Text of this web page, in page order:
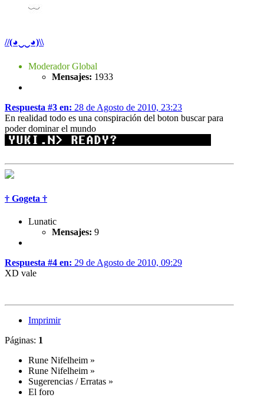
//(◕‿‿◕)\\
Moderador Global
Mensajes: 1933
Respuesta #3 en: 28 de Agosto de 2010, 23:23
En realidad todo es una conspiración del boton buscar para
poder dominar el mundo
† Gogeta †
Lunatic
Mensajes: 9
Respuesta #4 en: 29 de Agosto de 2010, 09:29
XD vale
Imprimir
Páginas: 1
Rune Nifelheim »
Rune Nifelheim »
Sugerencias / Erratas »
El foro